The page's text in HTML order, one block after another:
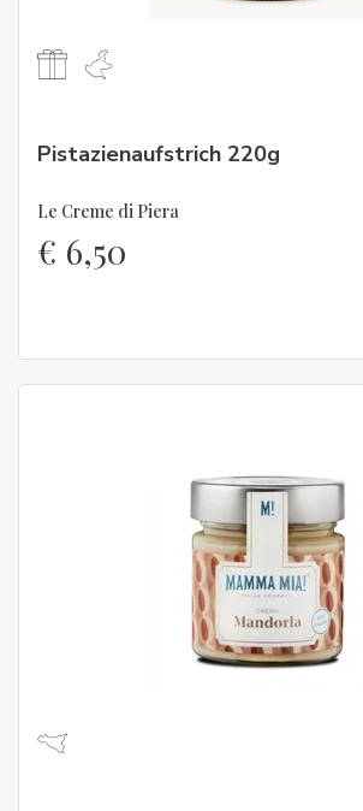
Pistazienaufstrich 220g
Le Creme di Piera
€ 6,50